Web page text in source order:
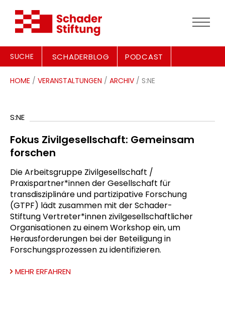
SUCHE SCHADERBLOG PODCAST
HOME / VERANSTALTUNGEN / ARCHIV / S:NE
S:NE
Fokus Zivilgesellschaft: Gemeinsam
forschen
Die Arbeitsgruppe Zivilgesellschaft /
Praxispartner*innen der Gesellschaft für
transdisziplinäre und partizipative Forschung
(GTPF) lädt zusammen mit der Schader-
Stiftung Vertreter*innen zivilgesellschaftlicher
Organisationen zu einem Workshop ein, um
Herausforderungen bei der Beteiligung in
Forschungsprozessen zu identifizieren.
MEHR ERFAHREN